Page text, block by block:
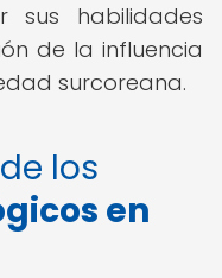
sus habilidades
de la influencia
surcoreana.
los
en